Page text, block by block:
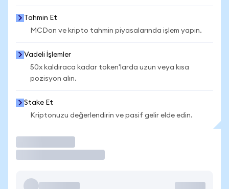
Tahmin Et
MCDon ve kripto tahmin piyasalarında işlem yapın.
Vadeli İşlemler
50x kaldıraca kadar token'larda uzun veya kısa
pozisyon alın.
Stake Et
Kriptonuzu değerlendirin ve pasif gelir elde edin.